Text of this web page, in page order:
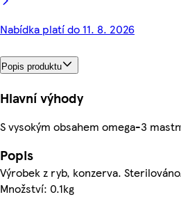
Nabídka platí do 11. 8. 2026
Popis produktu
Hlavní výhody
S vysokým obsahem omega-3
Popis
Výrobek z ryb, konzerva.
Množství: 0.1kg